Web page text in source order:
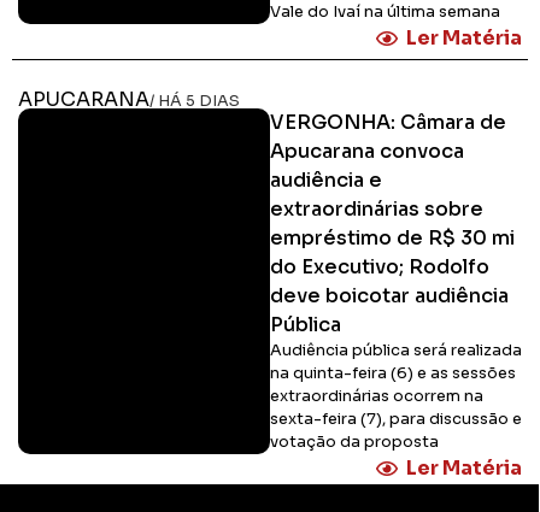
Vale do Ivaí na última semana
Ler Matéria
APUCARANA/ HÁ 5 DIAS
VERGONHA: Câmara de
Apucarana convoca
audiência e
extraordinárias sobre
empréstimo de R$ 30 mi
do Executivo; Rodolfo
deve boicotar audiência
Pública
Audiência pública será realizada
na quinta-feira (6) e as sessões
extraordinárias ocorrem na
sexta-feira (7), para discussão e
votação da proposta
Ler Matéria